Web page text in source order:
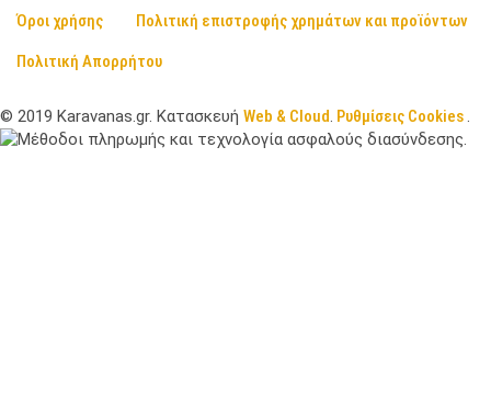
Όροι χρήσης
Πολιτική επιστροφής χρημάτων και προϊόντων
Πολιτική Απορρήτου
© 2019 Karavanas.gr. Κατασκευή Web & Cloud Ρυθμίσεις Cookies